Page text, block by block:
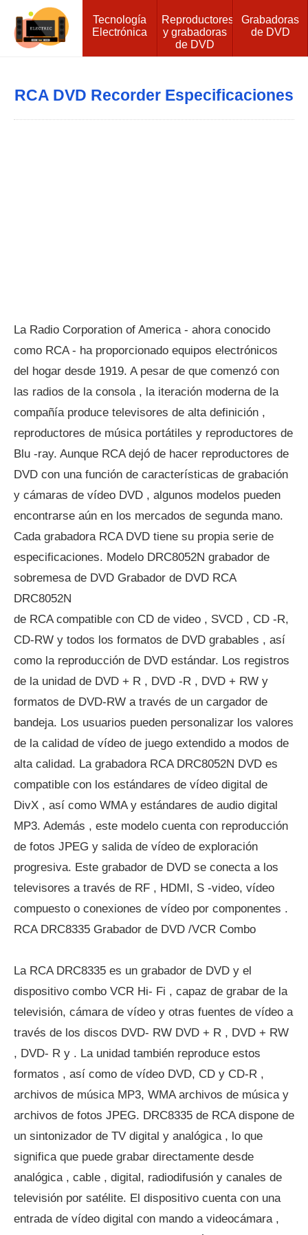
Tecnología
Electrónica
Reproductores
y grabadoras
de DVD
Grabadoras
de DVD
RCA DVD Recorder Especificaciones
La Radio Corporation of America - ahora conocido
como RCA - ha proporcionado equipos electrónicos
del hogar desde 1919. A pesar de que comenzó con
las radios de la consola , la iteración moderna de la
compañía produce televisores de alta definición ,
reproductores de música portátiles y reproductores de
Blu -ray. Aunque RCA dejó de hacer reproductores de
DVD con una función de características de grabación
y cámaras de vídeo DVD , algunos modelos pueden
encontrarse aún en los mercados de segunda mano.
Cada grabadora RCA DVD tiene su propia serie de
especificaciones. Modelo DRC8052N grabador de
sobremesa de DVD Grabador de DVD RCA
DRC8052N
de RCA compatible con CD de video , SVCD , CD -R,
CD-RW y todos los formatos de DVD grabables , así
como la reproducción de DVD estándar. Los registros
de la unidad de DVD + R , DVD -R , DVD + RW y
formatos de DVD-RW a través de un cargador de
bandeja. Los usuarios pueden personalizar los valores
de la calidad de vídeo de juego extendido a modos de
alta calidad. La grabadora RCA DRC8052N DVD es
compatible con los estándares de vídeo digital de
DivX , así como WMA y estándares de audio digital
MP3. Además , este modelo cuenta con reproducción
de fotos JPEG y salida de vídeo de exploración
progresiva. Este grabador de DVD se conecta a los
televisores a través de RF , HDMI, S -video, vídeo
compuesto o conexiones de vídeo por componentes .
RCA DRC8335 Grabador de DVD /VCR Combo
La RCA DRC8335 es un grabador de DVD y el
dispositivo combo VCR Hi- Fi , capaz de grabar de la
televisión, cámara de vídeo y otras fuentes de vídeo a
través de los discos DVD- RW DVD + R , DVD + RW
, DVD- R y . La unidad también reproduce estos
formatos , así como de vídeo DVD, CD y CD-R ,
archivos de música MP3, WMA archivos de música y
archivos de fotos JPEG. DRC8335 de RCA dispone de
un sintonizador de TV digital y analógica , lo que
significa que puede grabar directamente desde
analógica , cable , digital, radiodifusión y canales de
televisión por satélite. El dispositivo cuenta con una
entrada de vídeo digital con mando a videocámara ,